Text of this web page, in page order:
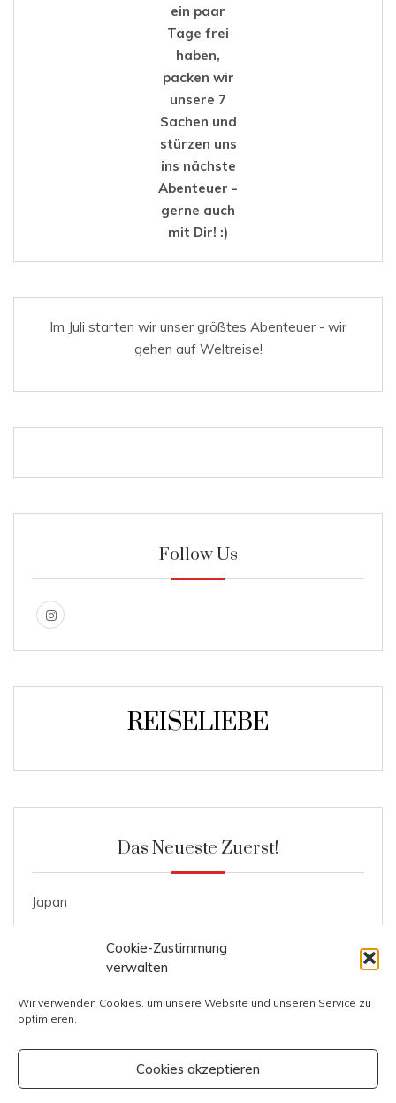
Cookie-Zustimmung
verwalten
Wir verwenden Cookies, um unsere Website und unseren Service zu
optimieren.
Cookies akzeptieren
ein paar
Tage frei
haben,
packen wir
unsere 7
Sachen und
stürzen uns
ins nächste
Abenteuer -
gerne auch
mit Dir! :)
Im Juli starten wir unser größtes Abenteuer - wir
gehen auf Weltreise!
Follow Us
REISELIEBE
Das Neueste Zuerst!
Japan
Ente mit Knödel und Blaukraut
Kosten Prag
Kosten Italien